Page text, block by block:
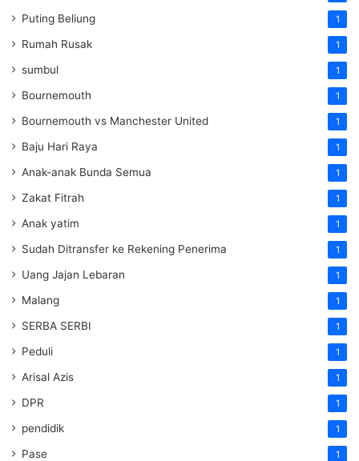
Puting Beliung 1
Rumah Rusak 1
sumbul 1
Bournemouth 1
Bournemouth vs Manchester United 1
Baju Hari Raya 1
Anak-anak Bunda Semua 1
Zakat Fitrah 1
Anak yatim 1
Sudah Ditransfer ke Rekening Penerima 1
Uang Jajan Lebaran 1
Malang 1
SERBA SERBI 1
Peduli 1
Arisal Azis 1
DPR 1
pendidik 1
Pase 1